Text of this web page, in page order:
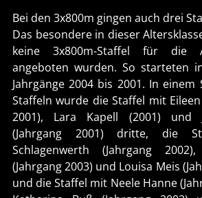
Bei den 3x800m gingen auch drei
Das besondere in dieser
keine 3x800m-Staffel für die
angeboten wurden. So starteten
Jahrgänge 2004 bis 2001. In
Staffeln wurde die Staffel mit
2001), Lara Kapell (2001) und
(Jahrgang 2001) dritte, die
Schlagenwerth (Jahrgang
(Jahrgang 2003) und Louisa Meis
und die Staffel mit Neele Hanne